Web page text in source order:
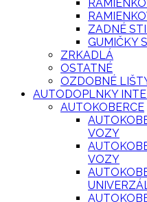
ZADNÉ
GUMIČKY
ZRKADLÁ
OSTATNÉ
OZDOBNÉ
AUTODOPLNKY
AUTOKOBERCE
VOZY
VOZY